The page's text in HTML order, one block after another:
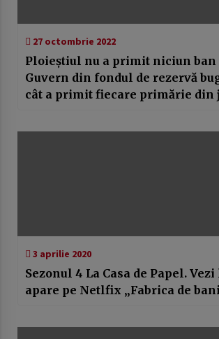
27 octombrie 2022
Ploieștiul nu a primit niciun ban
Guvern din fondul de rezervă
cât a primit fiecare primărie din
3 aprilie 2020
Sezonul 4 La Casa de Papel. Vezi
apare pe Netlfix „Fabrica de